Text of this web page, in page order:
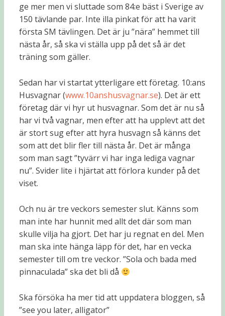
ge mer men vi sluttade som 84:e bäst i Sverige av
150 tävlande par. Inte illa pinkat för att ha varit
första SM tävlingen. Det är ju ”nära” hemmet till
nästa år, så ska vi ställa upp på det så är det
träning som gäller.
Sedan har vi startat ytterligare ett företag. 10:ans
Husvagnar (www.10anshusvagnar.se). Det är ett
företag där vi hyr ut husvagnar. Som det är nu så
har vi två vagnar, men efter att ha upplevt att det
är stort sug efter att hyra husvagn så känns det
som att det blir fler till nästa år. Det är många
som man sagt ”tyvärr vi har inga lediga vagnar
nu”. Svider lite i hjärtat att förlora kunder på det
viset.
Och nu är tre veckors semester slut. Känns som
man inte har hunnit med allt det där som man
skulle vilja ha gjort. Det har ju regnat en del. Men
man ska inte hänga läpp för det, har en vecka
semester till om tre veckor. ”Sola och bada med
pinnaculada” ska det bli då
Ska försöka ha mer tid att uppdatera bloggen, så
”see you later, alligator”